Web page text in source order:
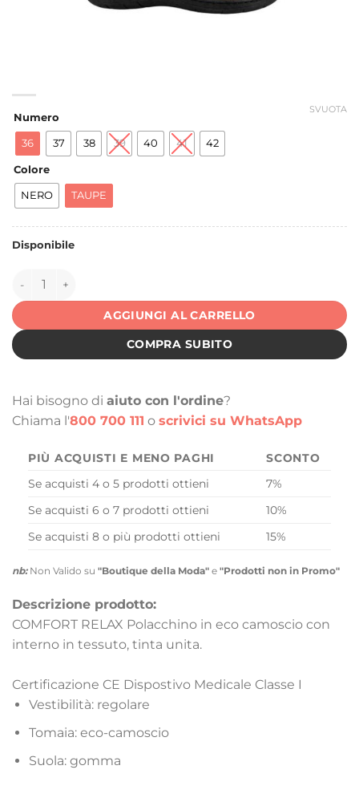
Numero
36 37 38 39 40 41 42
Colore
NERO TAUPE
SVUOTA
Disponibile
150508 quantità
AGGIUNGI AL CARRELLO
COMPRA SUBITO
Hai bisogno di aiuto con l'ordine?
Chiama l'800 700 111 o scrivici su WhatsApp
PIÙ ACQUISTI E MENO PAGHI
SCONTO
Se acquisti 4 o 5 prodotti ottieni
7%
Se acquisti 6 o 7 prodotti ottieni
10%
Se acquisti 8 o più prodotti ottieni
15%
nb:Non Valido su "Boutique della Moda" e "Prodotti non in Promo"
Descrizione prodotto:
COMFORT RELAX Polacchino in eco camoscio con
interno in tessuto, tinta unita.
Certificazione CE Dispostivo Medicale Classe I
Vestibilità: regolare
Tomaia: eco-camoscio
Suola: gomma